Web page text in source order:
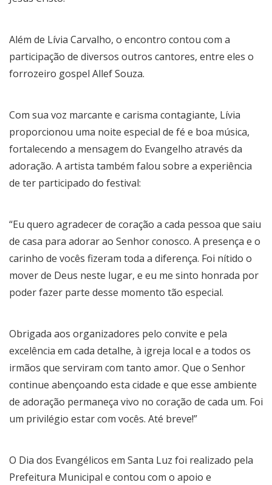
Além de Lívia Carvalho, o encontro contou com a
participação de diversos outros cantores, entre eles o
forrozeiro gospel Allef Souza.
Com sua voz marcante e carisma contagiante, Lívia
proporcionou uma noite especial de fé e boa música,
fortalecendo a mensagem do Evangelho através da
adoração. A artista também falou sobre a experiência
de ter participado do festival:
“Eu quero agradecer de coração a cada pessoa que saiu
de casa para adorar ao Senhor conosco. A presença e o
carinho de vocês fizeram toda a diferença. Foi nítido o
mover de Deus neste lugar, e eu me sinto honrada por
poder fazer parte desse momento tão especial.
Obrigada aos organizadores pelo convite e pela
excelência em cada detalhe, à igreja local e a todos os
irmãos que serviram com tanto amor. Que o Senhor
continue abençoando esta cidade e que esse ambiente
de adoração permaneça vivo no coração de cada um. Foi
um privilégio estar com vocês. Até breve!”
O Dia dos Evangélicos em Santa Luz foi realizado pela
Prefeitura Municipal e contou com o apoio e